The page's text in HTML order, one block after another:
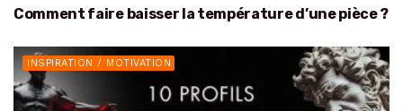
Comment faire baisser la température d’une pièce ?
INSPIRATION / MOTIVATION